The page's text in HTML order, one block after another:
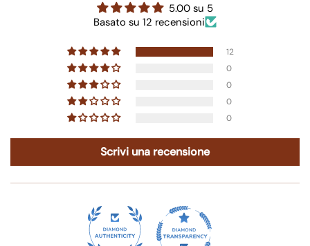
5.00 su 5
Basato su 12 recensioni
12
0
0
0
0
Scrivi una recensione